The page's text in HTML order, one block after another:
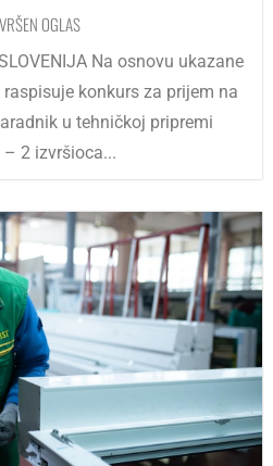
OGLAS
Na osnovu ukazane
raspisuje konkurs za prijem na
u tehničkoj pripremi
2 izvršioca...